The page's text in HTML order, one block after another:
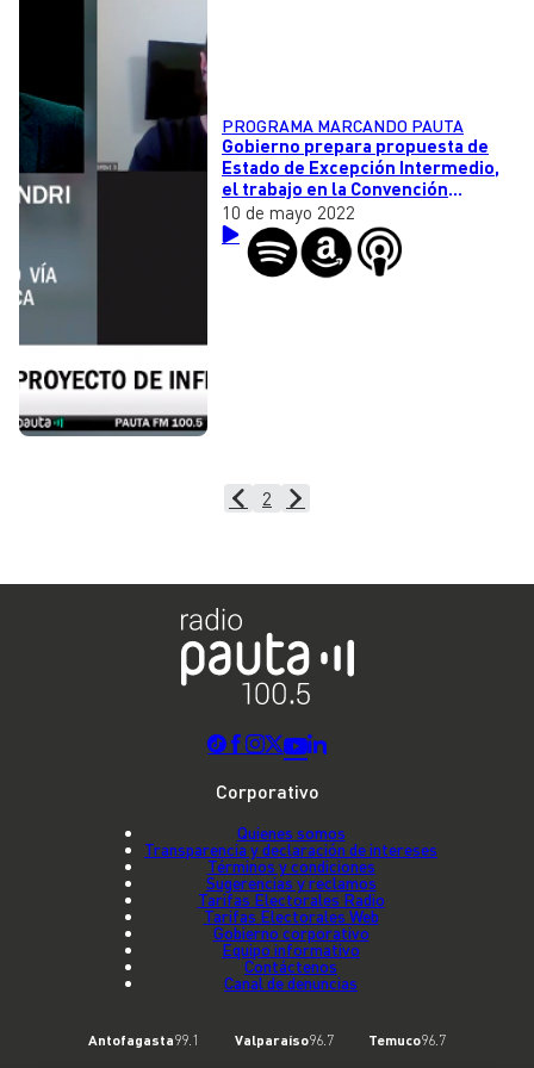
PROGRAMA MARCANDO PAUTA
Gobierno prepara propuesta de
Estado de Excepción Intermedio,
el trabajo en la Convención
Constitucional y la inasistencia de
la reina Isabel II a la apertura del
parlamento
10 de mayo 2022
2
Corporativo
Quienes somos
Transparencia y declaración de intereses
Términos y condiciones
Sugerencias y reclamos
Tarifas Electorales Radio
Tarifas Electorales Web
Gobierno corporativo
Equipo informativo
Contáctenos
Canal de denuncias
Antofagasta99.1 Valparaíso96.7 Temuco96.7